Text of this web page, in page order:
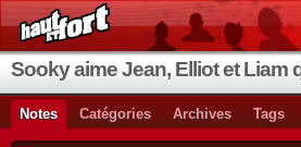
Notes Catégories Archives Tags